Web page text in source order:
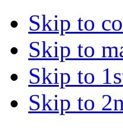
Skip to
Skip to
Skip to
Skip to